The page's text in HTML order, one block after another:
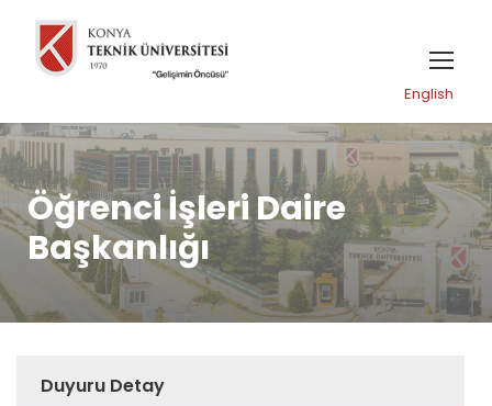
English
Öğrenci İşleri Daire
Başkanlığı
Duyuru Detay